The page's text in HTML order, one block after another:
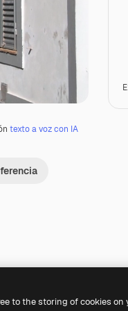
texto a voz con IA
to the storing of cookies